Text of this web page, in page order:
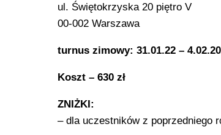
ul. Świętokrzyska 20 piętro V
00-002 Warszawa
turnus zimowy: 31.01.22 –
Koszt – 630 zł
ZNIŻKI:
– dla uczestników z poprzedniego